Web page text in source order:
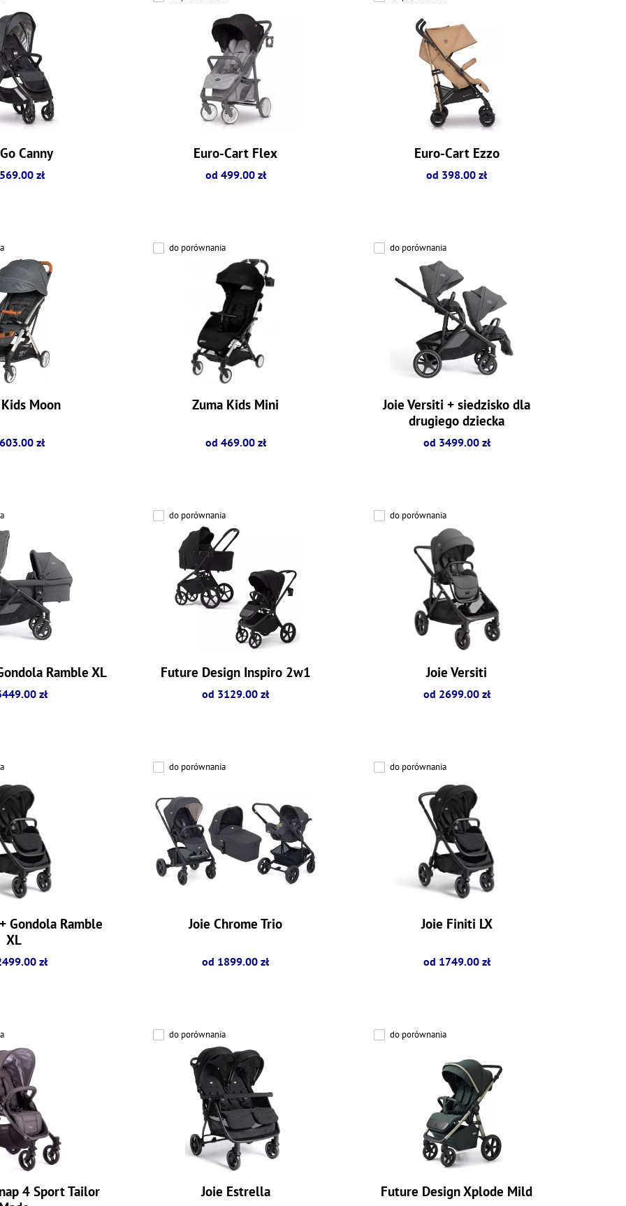
Canny
zł
Euro-Cart Flex
od 499.00 zł
Euro-Cart Ezzo
od 398.00 zł
Moon
zł
do porównania
Zuma Kids Mini
od 469.00 zł
do porównania
Joie Versiti + siedzisko dla
drugiego dziecka
od 3499.00 zł
Ramble XL
zł
do porównania
Future Design Inspiro 2w1
od 3129.00 zł
do porównania
Joie Versiti
od 2699.00 zł
Gondola Ramble
XL
zł
do porównania
Joie Chrome Trio
od 1899.00 zł
do porównania
Joie Finiti LX
od 1749.00 zł
4 Sport Tailor
do porównania
Joie Estrella
do porównania
Future Design Xplode Mild